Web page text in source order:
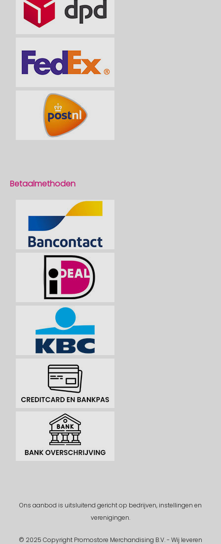
Betaalmethoden
Ons aanbod is uitsluitend gericht op bedrijven, instellingen en
verenigingen.
© 2025 Copyright Promostore Merchandising B.V. - Wij leveren